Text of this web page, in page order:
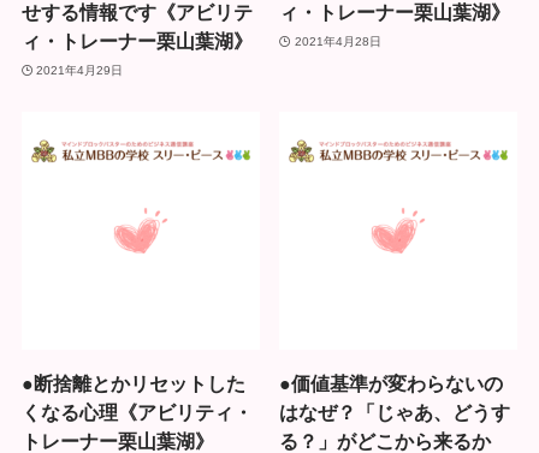
せする情報です《アビリテ
ィ・トレーナー栗山葉湖》
2021年4月29日
ィ・トレーナー栗山葉湖》
2021年4月28日
●断捨離とかリセットした
くなる心理《アビリティ・
トレーナー栗山葉湖》
●価値基準が変わらないの
はなぜ？「じゃあ、どうす
る？」がどこから来るか